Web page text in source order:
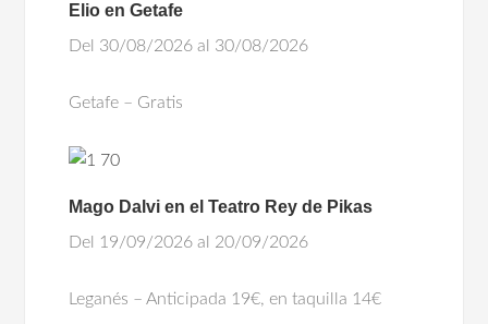
Elio en Getafe
Del 30/08/2026 al 30/08/2026
Getafe – Gratis
Mago Dalvi en el Teatro Rey de Pikas
Del 19/09/2026 al 20/09/2026
Leganés – Anticipada 19€, en taquilla 14€